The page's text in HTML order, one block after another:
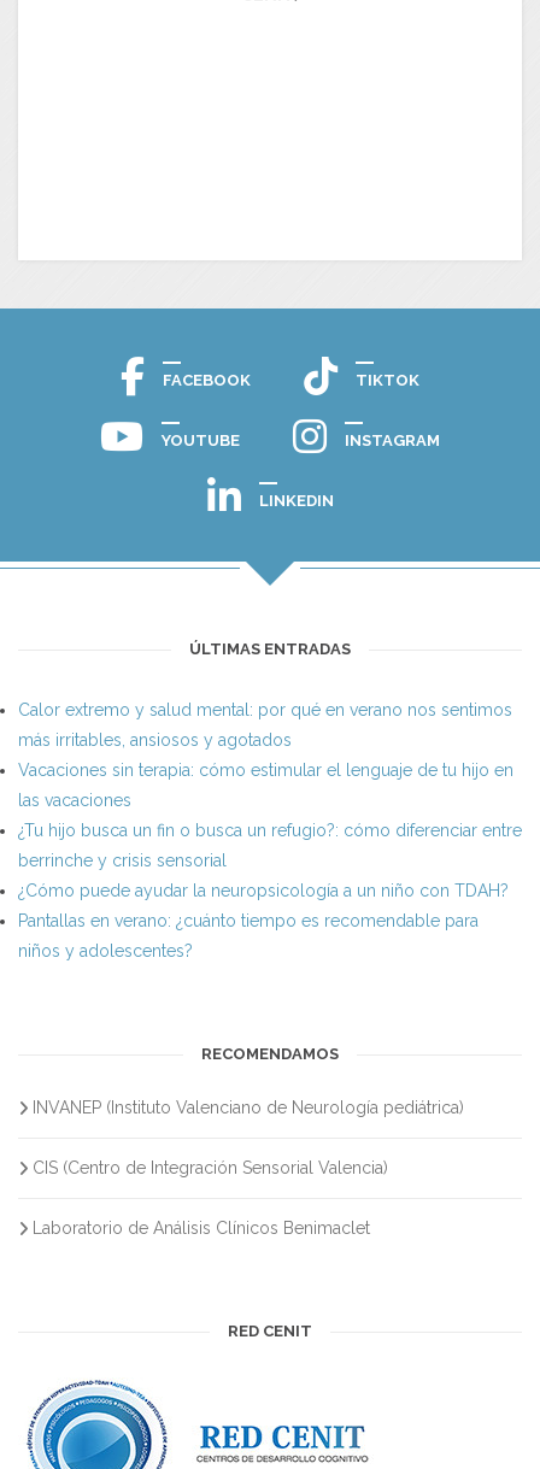
FACEBOOK TIKTOK
YOUTUBE INSTAGRAM
LINKEDIN
ÚLTIMAS ENTRADAS
Calor extremo y salud mental: por qué en verano nos sentimos
más irritables, ansiosos y agotados
Vacaciones sin terapia: cómo estimular el lenguaje de tu hijo en
las vacaciones
¿Tu hijo busca un fin o busca un refugio?: cómo diferenciar entre
berrinche y crisis sensorial
¿Cómo puede ayudar la neuropsicología a un niño con TDAH?
Pantallas en verano: ¿cuánto tiempo es recomendable para
niños y adolescentes?
RECOMENDAMOS
INVANEP (Instituto Valenciano de Neurología pediátrica)
CIS (Centro de Integración Sensorial Valencia)
Laboratorio de Análisis Clínicos Benimaclet
RED CENIT